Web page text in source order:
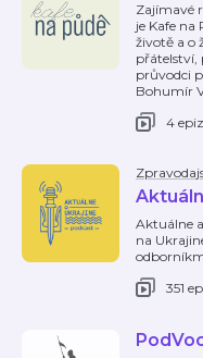
Zajímavé
je Kafe na
životě a o
přátelství,
průvodci
Bohumír
4
Aktuálne
na
351